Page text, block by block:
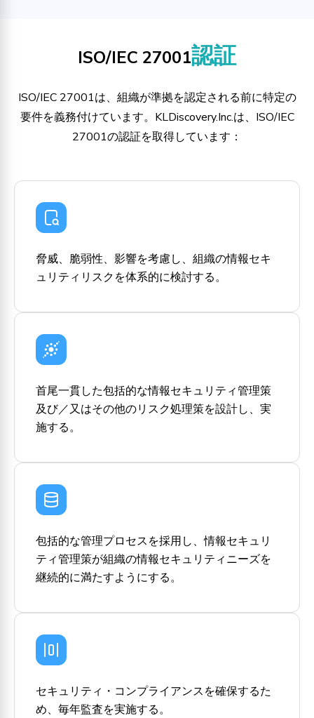
ISO/IEC 27001認証
ISO/IEC 27001は、組織が準拠を認定される前に特定の
要件を義務付けています。KLDiscovery.Inc.は、ISO/IEC
27001の認証を取得しています：
脅威、脆弱性、影響を考慮し、組織の情報セキ
ュリティリスクを体系的に検討する。
首尾一貫した包括的な情報セキュリティ管理策
及び／又はその他のリスク処理策を設計し、実
施する。
包括的な管理プロセスを採用し、情報セキュリ
ティ管理策が組織の情報セキュリティニーズを
継続的に満たすようにする。
セキュリティ・コンプライアンスを確保するた
め、毎年監査を実施する。